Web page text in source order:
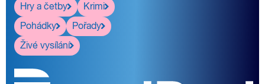
Hry a četby
Krimi
Pohádky
Pořady
Živé vysílání